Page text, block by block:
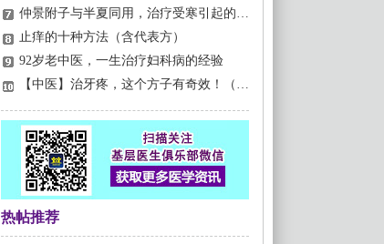
仲景附子与半夏同用，治疗受寒引起的腹痛腹泻
止痒的十种方法（含代表方）
92岁老中医，一生治疗妇科病的经验
【中医】治牙疼，这个方子有奇效！（附案例）
热帖推荐